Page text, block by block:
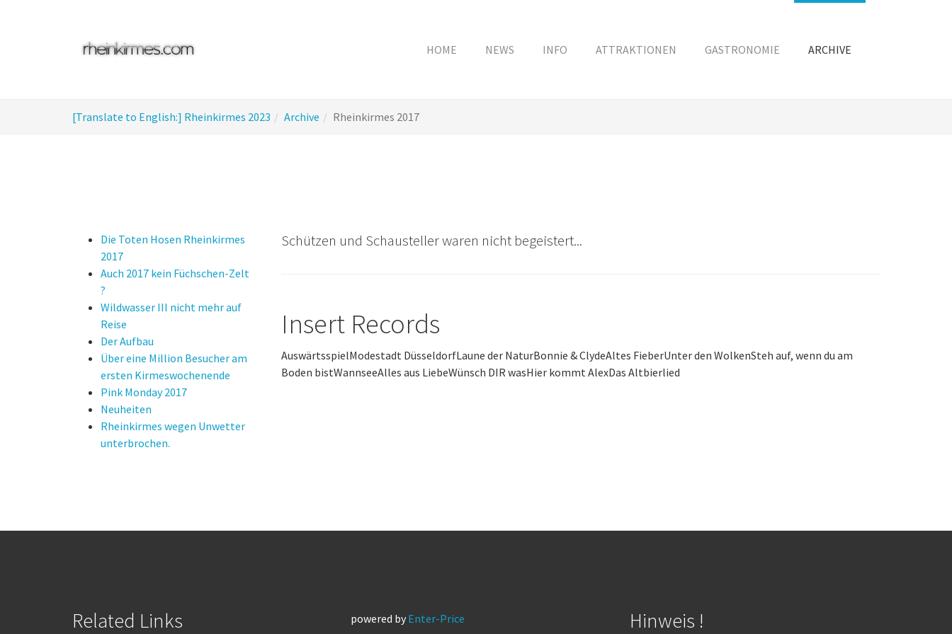
HOME NEWS INFO ATTRAKTIONEN GASTRONOMIE ARCHIVE
are
[Translate to English:] Rheinkirmes 2023 Archive Rheinkirmes 2017
Die Toten Hosen Rheinkirmes
2017
Auch 2017 kein Füchschen-Zelt
?
Wildwasser III nicht mehr auf
Reise
Der Aufbau
Über eine Million Besucher am
ersten Kirmeswochenende
Pink Monday 2017
Neuheiten
Rheinkirmes wegen Unwetter
unterbrochen.
Schützen und Schausteller waren nicht begeistert...
Insert Records
AuswärtsspielModestadt DüsseldorfLaune der NaturBonnie & ClydeAltes FieberUnter den WolkenSteh auf, wenn du am
Boden bistWannseeAlles aus LiebeWünsch DIR wasHier kommt AlexDas Altbierlied
Related Links powered by Enter-Price Hinweis !